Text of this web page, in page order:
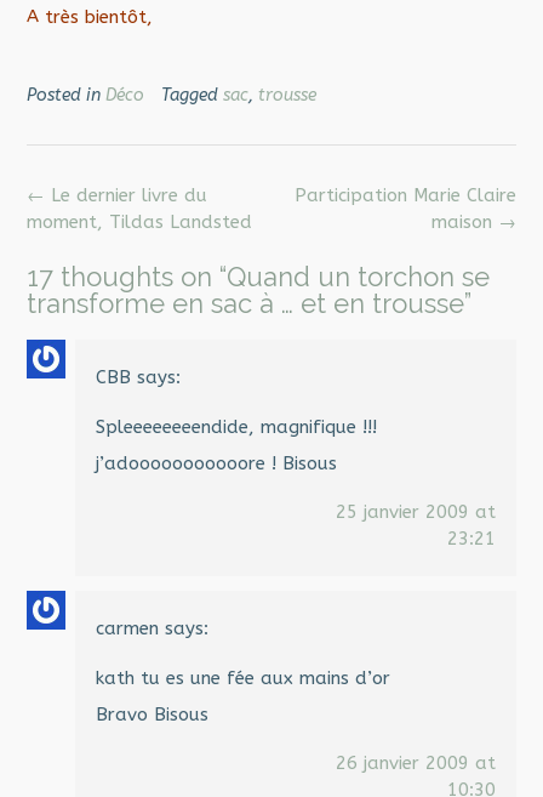
A très bientôt,
Posted in Déco Tagged sac, trousse
Post
navigation
Participation Marie Claire
maison →
← Le dernier livre du
moment, Tildas Landsted
17 thoughts on “Quand un torchon se
transforme en sac à … et en trousse”
CBB says:
Spleeeeeeeendide, magnifique !!!
j’adooooooooooore ! Bisous
25 janvier 2009 at
23:21
carmen says:
kath tu es une fée aux mains d’or
Bravo Bisous
26 janvier 2009 at
10:30